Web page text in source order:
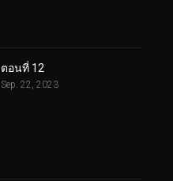
ตอนที่ 12
Sep. 22, 2023